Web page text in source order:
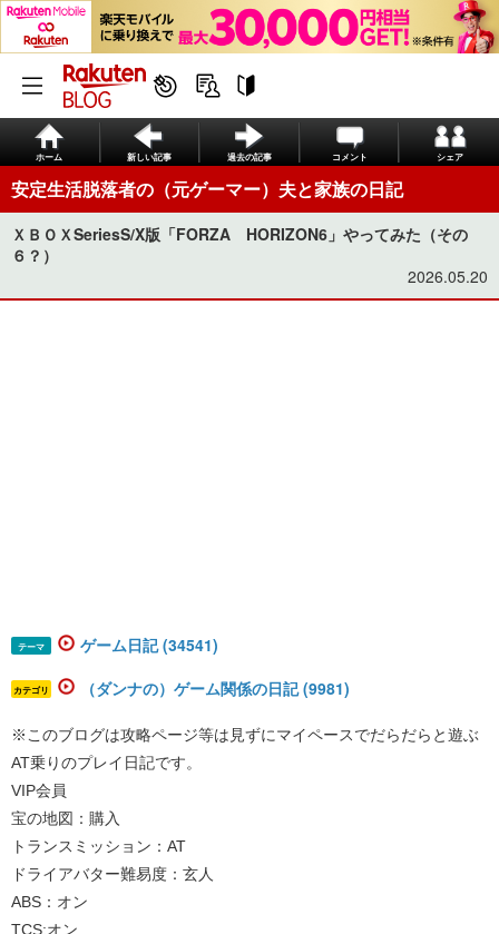
ホーム 新しい記事 過去の記事 コメント シェア
安定生活脱落者の（元ゲーマー）夫と家族の日記
ＸＢＯＸSeriesS/X版「FORZA HORIZON6」やってみた（その
６？）
2026.05.20
テーマ ゲーム日記 (34541)
カテゴリ （ダンナの）ゲーム関係の日記 (9981)
※このブログは攻略ページ等は見ずにマイペースでだらだらと遊ぶ
AT乗りのプレイ日記です。
VIP会員
宝の地図：購入
トランスミッション：AT
ドライアバター難易度：玄人
ABS：オン
TCS:オン